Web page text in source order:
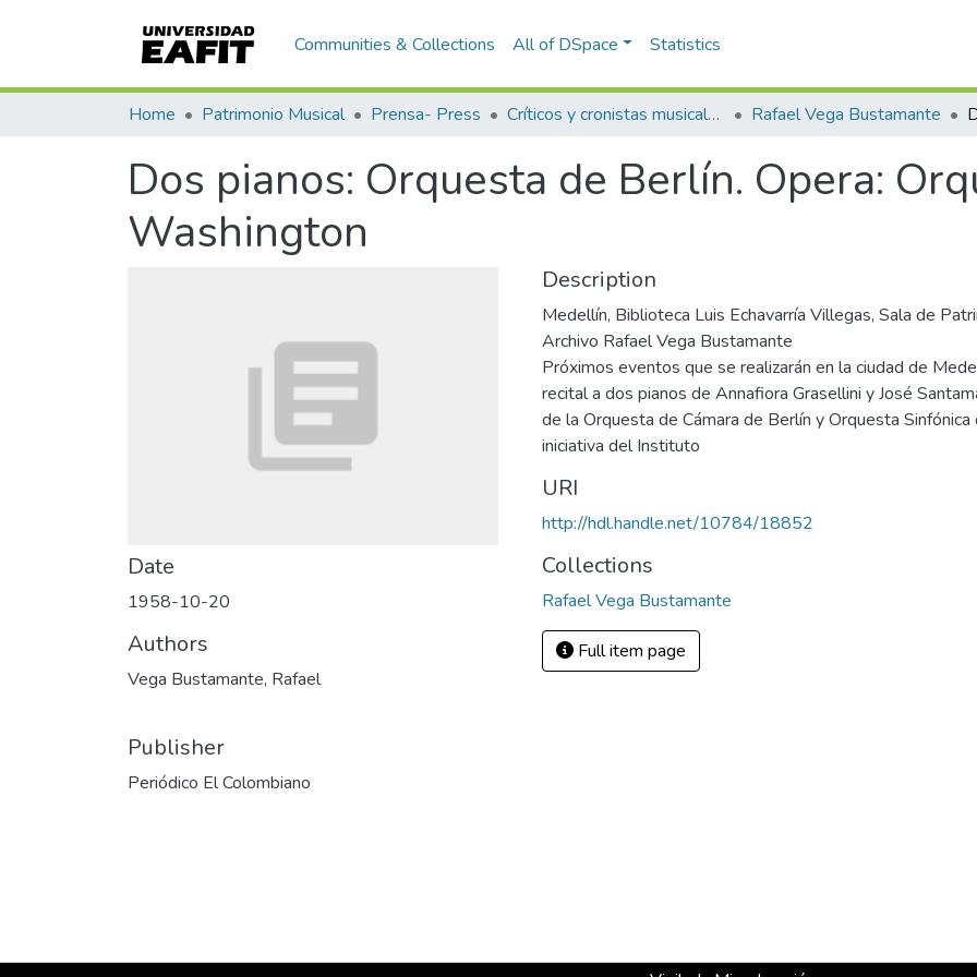
Communities & Collections All of DSpace Statistics
Home Patrimonio Musical Prensa- Press Críticos y cronistas musicales Rafael Vega Bustamante
Dos pianos: Orquesta de Berlín. Opera:
Washington
Date
1958-10-20
Authors
Vega Bustamante, Rafael
Publisher
Periódico El Colombiano
Description
Medellín, Biblioteca Luis Echavarría Villegas, Sala de
Archivo Rafael Vega Bustamante
Próximos eventos que se realizarán en la ciudad de
recital a dos pianos de Annafiora Grasellini y José
de la Orquesta de Cámara de Berlín y Orquesta
iniciativa del Instituto
URI
http://hdl.handle.net/10784/18852
Collections
Rafael Vega Bustamante
Full item page